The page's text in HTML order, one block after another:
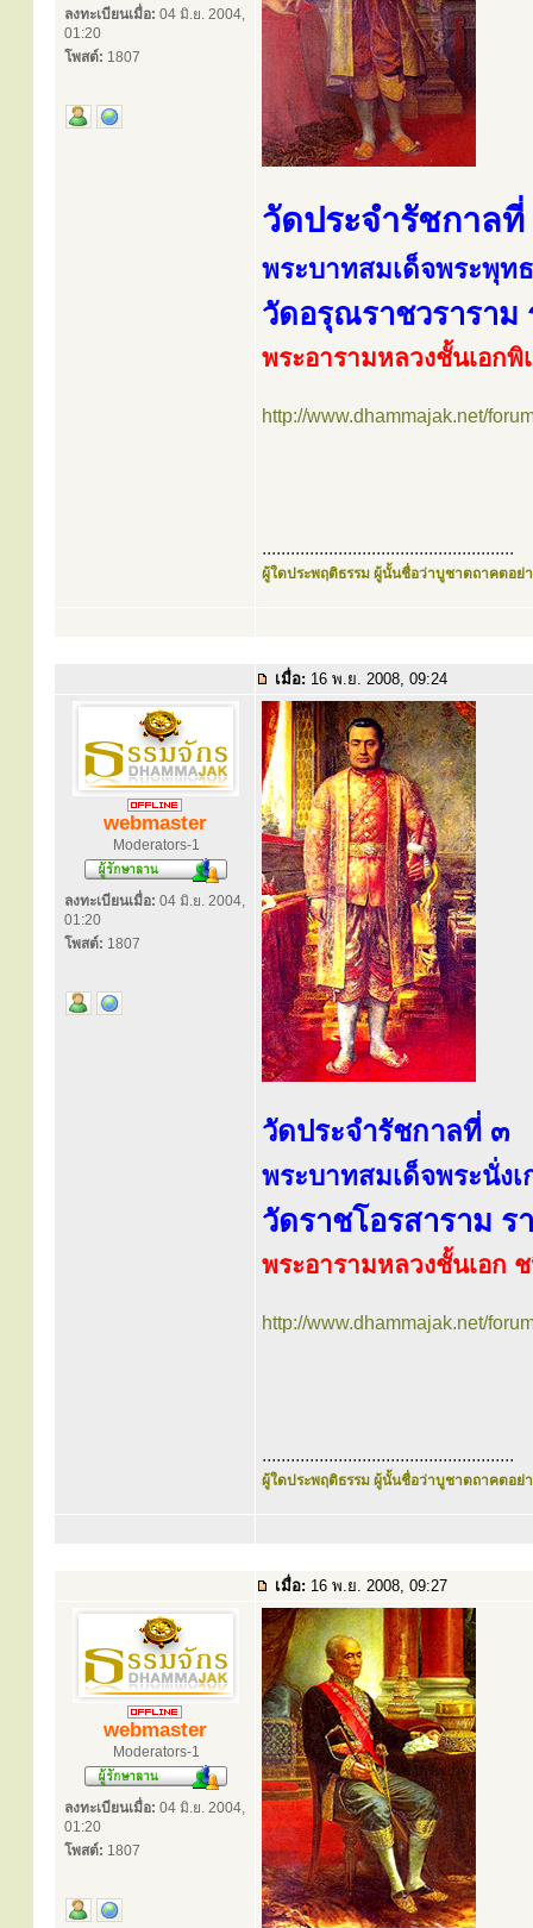
ลงทะเบียนเมื่อ: 04 มิ.ย. 2004,
01:20
โพสต์: 1807
วัดประจำรัชกาล
พระบาทสมเด็จพระพุท
วัดอรุณราชวราราม
พระอารามหลวงชั้นเอก
http://www.dhammajak.net/
.....................................................
ผู้ใดประพฤติธรรม ผู้นั้นชื่อว่าบูชาตถาคตอย่า
เมื่อ: 16 พ.ย. 2008, 09:24
webmaster
Moderators-1
ลงทะเบียนเมื่อ: 04 มิ.ย. 2004,
01:20
โพสต์: 1807
วัดประจำรัชกาลที่ ๓
พระบาทสมเด็จพระนั่งเ
วัดราชโอรสาราม ร
พระอารามหลวงชั้นเอก
http://www.dhammajak.net/
.....................................................
ผู้ใดประพฤติธรรม ผู้นั้นชื่อว่าบูชาตถาคตอย่า
เมื่อ: 16 พ.ย. 2008, 09:27
webmaster
Moderators-1
ลงทะเบียนเมื่อ: 04 มิ.ย. 2004,
01:20
โพสต์: 1807